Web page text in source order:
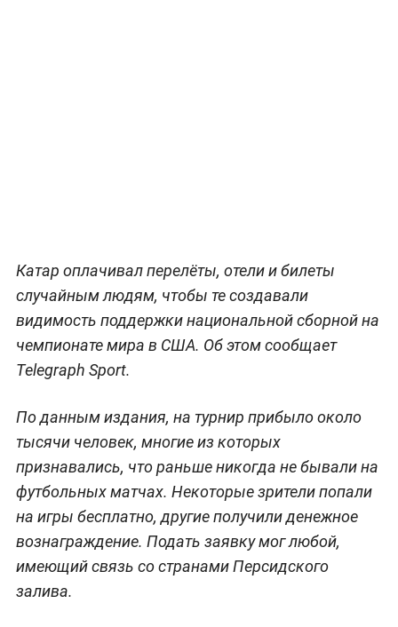
Катар оплачивал перелёты, отели и билеты
случайным людям, чтобы те создавали
видимость поддержки национальной сборной на
чемпионате мира в США. Об этом сообщает
Telegraph Sport.
По данным издания, на турнир прибыло около
тысячи человек, многие из которых
признавались, что раньше никогда не бывали на
футбольных матчах. Некоторые зрители попали
на игры бесплатно, другие получили денежное
вознаграждение. Подать заявку мог любой,
имеющий связь со странами Персидского
залива.